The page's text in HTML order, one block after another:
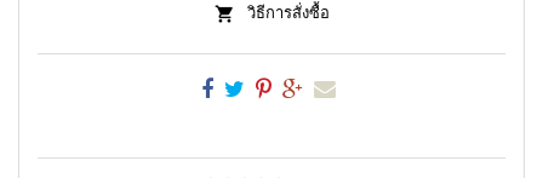
วิธีการสั่งซื้อ